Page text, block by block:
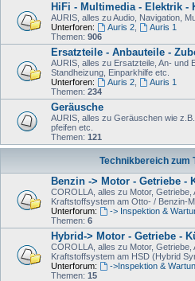
HiFi - Multimedia - Elektrik -
AURIS, alles zu Audio, Navigation,
Unterforen:
Auris 2,
Auris 1
Themen: 906
Ersatzteile - Anbauteile -
AURIS, alles zu Ersatzteile, An- und
Standheizung, Einparkhilfe etc.
Unterforen:
Auris 2,
Auris 1
Themen: 234
Geräusche
AURIS, alles zu Geräuschen wie
pfeifen etc.
Themen: 121
Technikbereich zum
Benzin -> Motor - Getriebe -
COROLLA, alles zu Motor, Getriebe,
Kraftstoffsystem am Otto- / Benzin-
Unterforum:
-> Inspektion &
Themen: 6
Hybrid-> Motor - Getriebe -
COROLLA, alles zu Motor, Getriebe,
Kraftstoffsystem am HSD (Hybrid
Unterforum:
->Inspektion &
Themen: 15